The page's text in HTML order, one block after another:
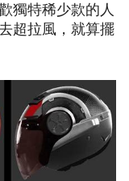
獨特稀少款的人
超拉風，就算擺